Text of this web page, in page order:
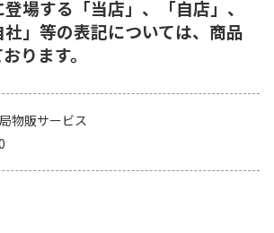
場する「当店」、「自店」、
社」等の表記については、商品
ります。
物販サービス